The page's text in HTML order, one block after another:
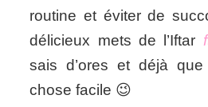
routine et éviter de
délicieux mets de l’Iftar
sais d’ores et déjà
chose facile 😉